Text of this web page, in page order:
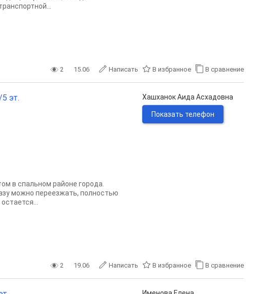
2 15.06 Написать В избранное В сравнение
эт.
в спальном районе города.
можно переезжать, полностью
Хашханок Аида Асхадовна
Показать телефон
2 19.06 Написать В избранное В сравнение